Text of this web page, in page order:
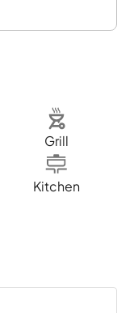
Grill
Kitchen